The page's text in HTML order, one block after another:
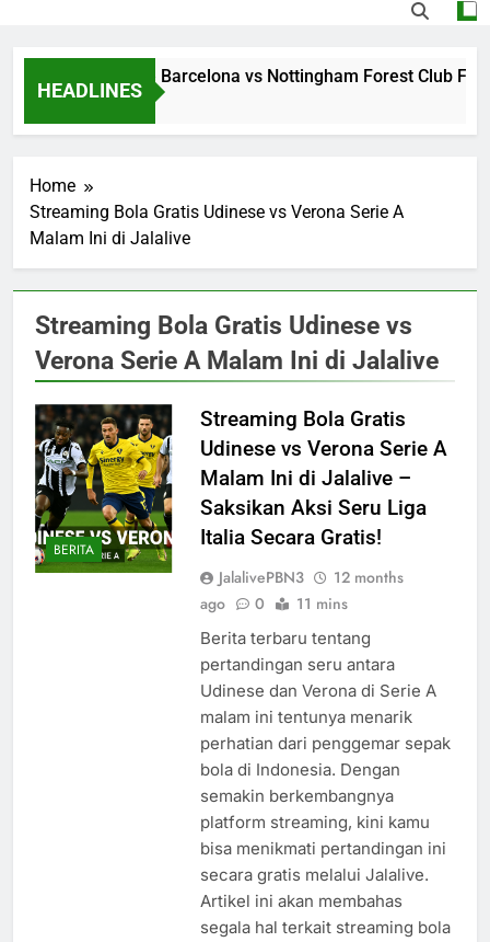
HEADLINES
Streaming Jalalive Barcelona vs Nottingham Forest Club
19 Hours Ago
Home
Streaming Bola Gratis Udinese vs Verona Serie A
Malam Ini di Jalalive
Streaming Bola Gratis Udinese vs
Verona Serie A Malam Ini di Jalalive
BERITA
Streaming Bola Gratis
Udinese vs Verona Serie A
Malam Ini di Jalalive –
Saksikan Aksi Seru Liga
Italia Secara Gratis!
JalalivePBN3
12 months
ago
0 11 mins
Berita terbaru tentang
pertandingan seru antara
Udinese dan Verona di Serie A
malam ini tentunya menarik
perhatian dari penggemar sepak
bola di Indonesia. Dengan
semakin berkembangnya
platform streaming, kini kamu
bisa menikmati pertandingan ini
secara gratis melalui Jalalive.
Artikel ini akan membahas
segala hal terkait streaming bola